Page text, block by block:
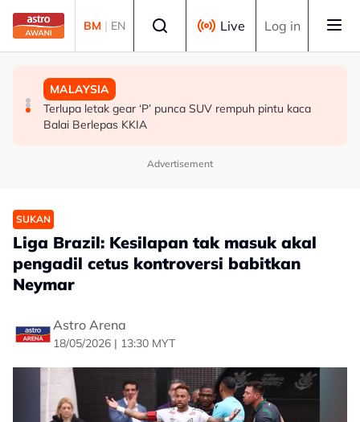
Skip to main content
BM | EN Live Log in
POLITIK
Kemelut PN: RoS digesa segera campur tangan - Tun
Faisal
MALAYSIA
Protein air liur kerbau berpotensi besar sebagai ejen
antipembekuan darah moden
MALAYSIA
Terlupa letak gear ‘P’ punca SUV rempuh pintu kaca
Balai Berlepas KKIA
Advertisement
SUKAN
Liga Brazil: Kesilapan tak masuk akal
pengadil cetus kontroversi babitkan
Neymar
Astro Arena
18/05/2026 | 13:30 MYT